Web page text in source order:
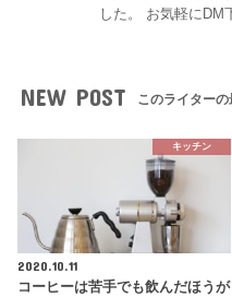
した。 お気軽にDM
NEW POST このライター
キッチン
2020.10.11
コーヒーは苦手でも飲んだほうが